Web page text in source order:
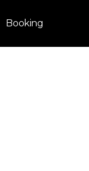
Booking